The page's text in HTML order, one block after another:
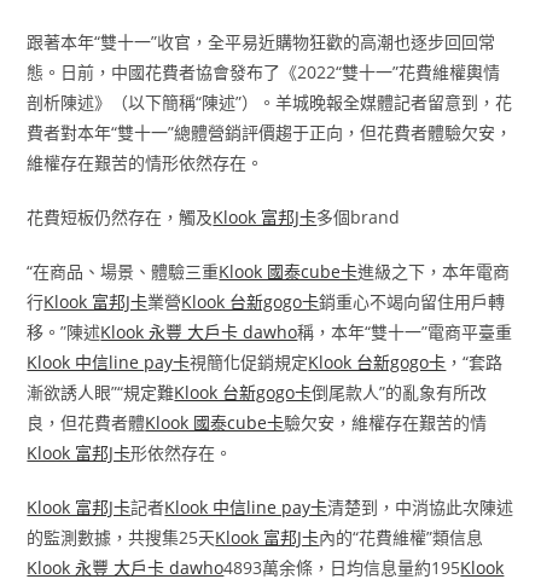
跟著本年“雙十一”收官，全平易近購物狂歡的高潮也逐步回回常
態。日前，中國花費者協會發布了《2022“雙十一”花費維權輿情
剖析陳述》（以下簡稱“陳述”）。羊城晚報全媒體記者留意到，花
費者對本年“雙十一”總體營銷評價趨于正向，但花費者體驗欠安，
維權存在艱苦的情形依然存在。
花費短板仍然存在，觸及Klook 富邦J卡多個brand
“在商品、場景、體驗三重Klook 國泰cube卡進級之下，本年電商
行Klook 富邦J卡業營Klook 台新gogo卡銷重心不竭向留住用戶轉
移。”陳述Klook 永豐 大戶卡 dawho稱，本年“雙十一”電商平臺重
Klook 中信line pay卡視簡化促銷規定Klook 台新gogo卡 ，“套路
漸欲誘人眼”“規定難Klook 台新gogo卡倒尾款人”的亂象有所改
良，但花費者體Klook 國泰cube卡驗欠安，維權存在艱苦的情
Klook 富邦J卡形依然存在。
Klook 富邦J卡記者Klook 中信line pay卡清楚到，中消協此次陳述
的監測數據，共搜集25天Klook 富邦J卡內的“花費維權”類信息
Klook 永豐 大戶卡 dawho4893萬余條，日均信息量約195Klook